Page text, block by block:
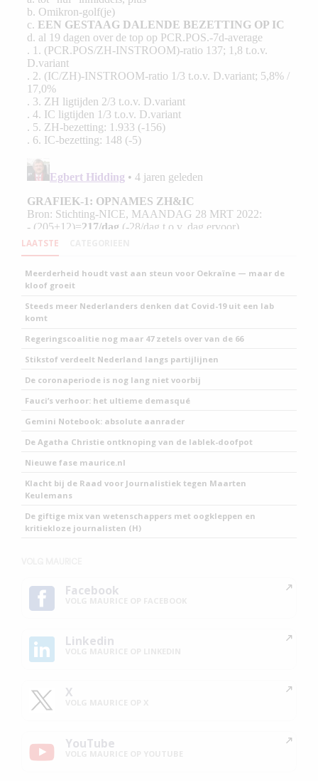
LAATSTE
Meerderheid houdt vast aan steun voor Oekraïne — maar de
kloof groeit
Steeds meer Nederlanders denken dat Covid-19 uit een lab
komt
Regeringscoalitie nog maar 47 zetels over van de 66
Stikstof verdeelt Nederland langs partijlijnen
De coronaperiode is nog lang niet voorbij
Fauci’s verhoor: het ultieme demasqué
Gemini Notebook: absolute aanrader
De Agatha Christie ontknoping van de lablek-doofpot
Nieuwe fase maurice.nl
Klacht bij de Raad voor Journalistiek tegen Maarten
Keulemans
De giftige mix van wetenschappers met oogkleppen en
kritiekloze journalisten (H)
Facebook
Linkedin
X
YouTube